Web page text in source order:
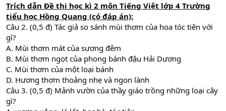
Trích dẫn Đề thi học kì 2 môn Tiếng Việt lớp 4 Trường
tiểu học Hồng Quang (có đáp án):
Câu 2. (0,5 đ) Tác giả so sánh mùi thơm của hoa tóc tiên với
gì?
A. Mùi thơm mát của sương đêm
B. Mùi thơm ngọt của phong bánh đậu Hải Dương
C. Mùi thơm của một loại bánh
D. Hương thơm thoảng nhẹ và ngon lành
Câu 3. (0,5 đ) Mảnh vườn của thầy giáo trồng những loại cây
gì?